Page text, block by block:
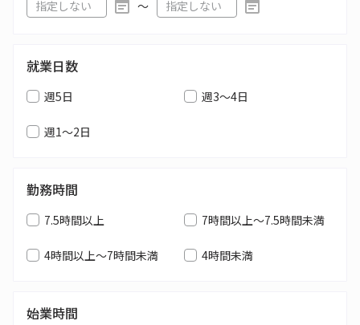
〜
就業日数
週5日 週3～4日
週1～2日
勤務時間
7.5時間以上 7時間以上～7.5時間未満
4時間以上～7時間未満 4時間未満
始業時間